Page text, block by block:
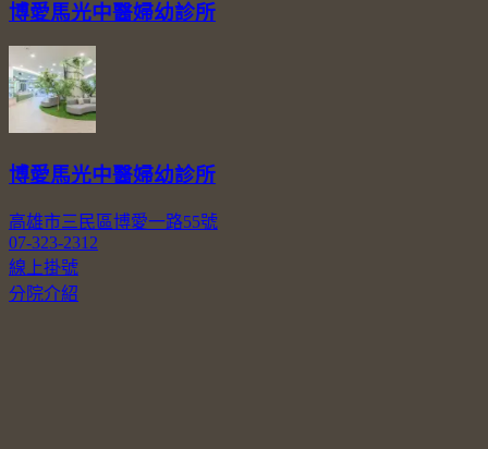
博愛馬光中醫婦幼診所
博愛馬光中醫婦幼診所
高雄市三民區博愛一路55號
07-323-2312
線上掛號
分院介紹